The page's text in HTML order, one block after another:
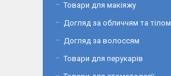
Товари для макіяжу
Догляд за обличчям та тілом
Догляд за волоссям
Товари для перукарів